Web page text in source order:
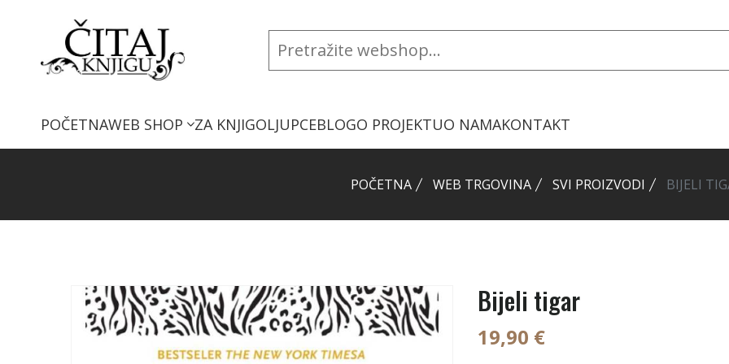
POČETNAWEB SHOP ZA KNJIGOLJUPCEBLOGO PROJEKTUO NAMAKONTAKT
POČETNA WEB TRGOVINA SVI PROIZVODI BIJELI
Bijeli tigar
19,90 €